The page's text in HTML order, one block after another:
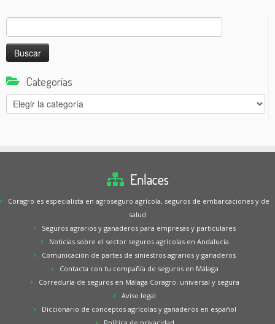
Buscar:
Categorías
Categorías
Enlaces
Coragro es especialista en agroseguro agrícola, seguros de embarcaciones y de
salud
Seguros agrarios y ganaderos para empresas y particulares
Noticias sobre el sector seguros agrícolas en Andalucía
Comunicación de partes de siniestros agrarios y ganaderos
Contacta con tu compañía de seguros en Málaga
Correduría de seguros en Málaga Coragro: universal y segura
Aviso legal
Diccionario de conceptos agrícolas y ganaderos en español